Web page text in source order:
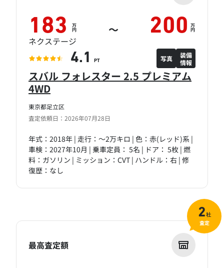
東京都足立区
査定依頼日：2026年07月28日
スバル フォレスター 2.5 プレミアム
4WD
年式：2018年 | 走行：～2万キロ | 色：赤(レッド)系 |
車検：2027年10月 | 乗車定員： 5名 | ドア： 5枚 | 燃
料：ガソリン | ミッション：CVT | ハンドル：右 | 修
復歴：なし
183 万
円 ～ 200 万
円
ネクステージ
4.1 PT 写真
装備
情報
最高査定額
2社
査定